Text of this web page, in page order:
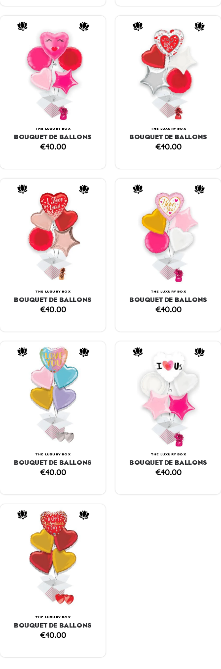
THE LUXURY BOX
BOUQUET DE BALLONS
€40.00
THE LUXURY BOX
BOUQUET DE BALLONS
€40.00
THE LUXURY BOX
BOUQUET DE BALLONS
€40.00
THE LUXURY BOX
BOUQUET DE BALLONS
€40.00
THE LUXURY BOX
BOUQUET DE BALLONS
€40.00
THE LUXURY BOX
BOUQUET DE BALLONS
€40.00
THE LUXURY BOX
BOUQUET DE BALLONS
€40.00